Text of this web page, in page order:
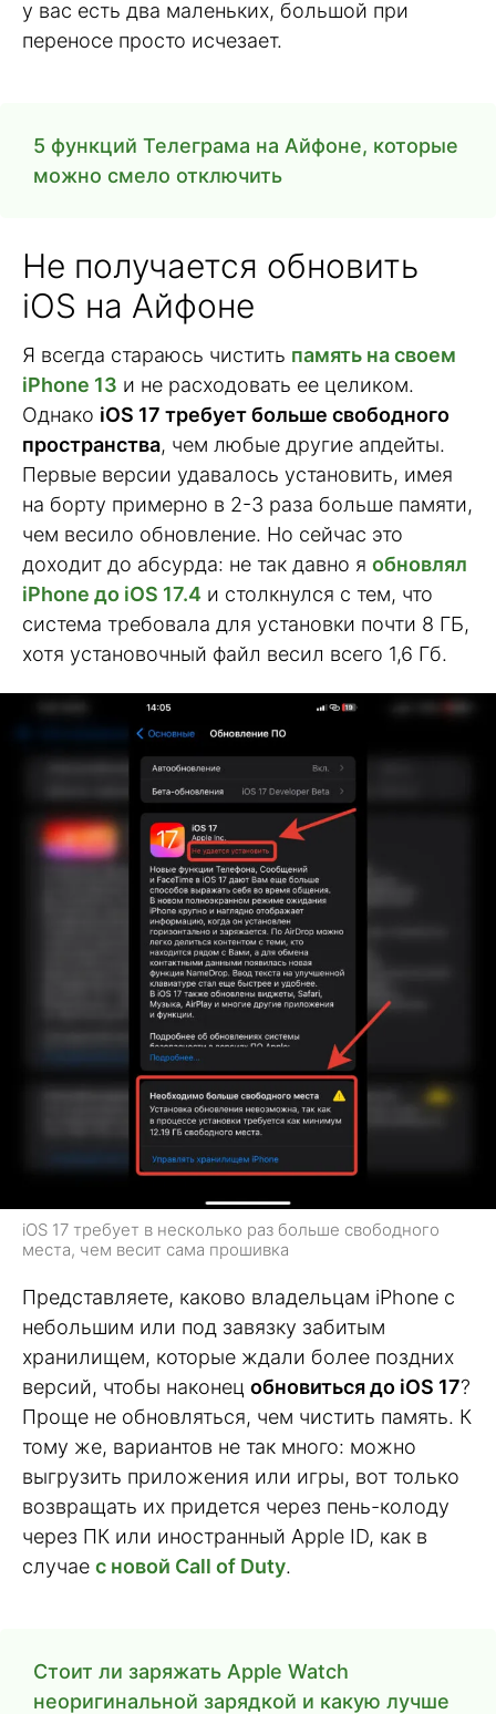
у вас есть два маленьких, большой при
переносе просто исчезает.
5 функций Телеграма на Айфоне, которые
можно смело отключить
Не получается обновить
iOS на Айфоне
Я всегда стараюсь чистить память на своем
iPhone 13 и не расходовать ее целиком.
Однако iOS 17 требует больше свободного
пространства, чем любые другие апдейты.
Первые версии удавалось установить, имея
на борту примерно в 2-3 раза больше памяти,
чем весило обновление. Но сейчас это
доходит до абсурда: не так давно я обновлял
iPhone до iOS 17.4 и столкнулся с тем, что
система требовала для установки почти 8 ГБ,
хотя установочный файл весил всего 1,6 Гб.
iOS 17 требует в несколько раз больше свободного
места, чем весит сама прошивка
Представляете, каково владельцам iPhone с
небольшим или под завязку забитым
хранилищем, которые ждали более поздних
версий, чтобы наконец обновиться до iOS 17?
Проще не обновляться, чем чистить память. К
тому же, вариантов не так много: можно
выгрузить приложения или игры, вот только
возвращать их придется через пень-колоду
через ПК или иностранный Apple ID, как в
случае с новой Call of Duty.
Стоит ли заряжать Apple Watch
неоригинальной зарядкой и какую лучше